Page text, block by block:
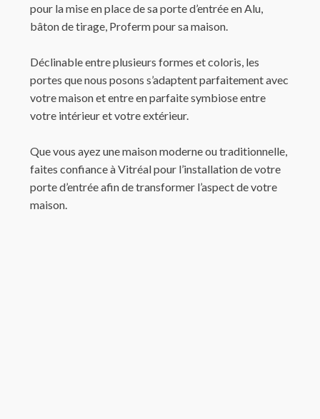
pour la mise en place de sa porte d’entrée en Alu,
bâton de tirage, Proferm pour sa maison.
Déclinable entre plusieurs formes et coloris, les
portes que nous posons s’adaptent parfaitement avec
votre maison et entre en parfaite symbiose entre
votre intérieur et votre extérieur.
Que vous ayez une maison moderne ou traditionnelle,
faites confiance à Vitréal pour l’installation de votre
porte d’entrée afin de transformer l’aspect de votre
maison.